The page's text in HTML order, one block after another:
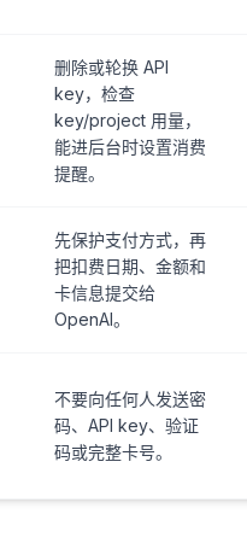
删除或轮换 API
key，检查
key/project 用量，
能进后台时设置消费
提醒。
先保护支付方式，再
把扣费日期、金额和
卡信息提交给
OpenAI。
不要向任何人发送密
码、API key、验证
码或完整卡号。